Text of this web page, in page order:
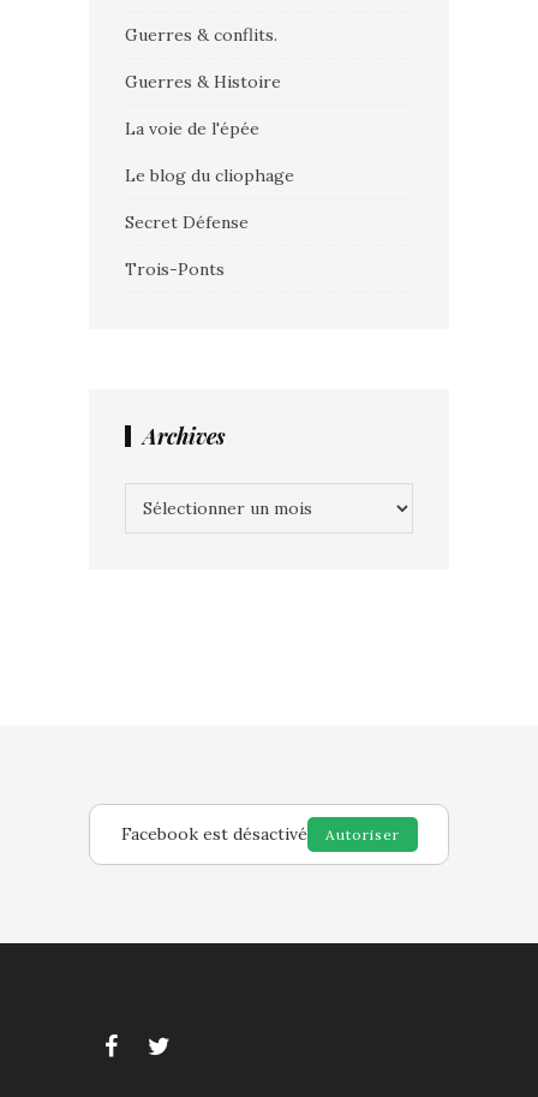
Guerres & conflits.
Guerres & Histoire
La voie de l'épée
Le blog du cliophage
Secret Défense
Trois-Ponts
Archives
Facebook est désactivé Autoriser